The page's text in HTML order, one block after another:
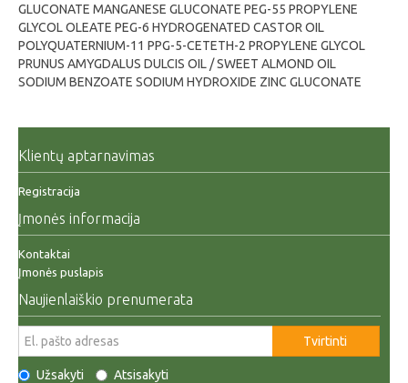
GLUCONATE MANGANESE GLUCONATE PEG-55 PROPYLENE
GLYCOL OLEATE PEG-6 HYDROGENATED CASTOR OIL
POLYQUATERNIUM-11 PPG-5-CETETH-2 PROPYLENE GLYCOL
PRUNUS AMYGDALUS DULCIS OIL / SWEET ALMOND OIL
SODIUM BENZOATE SODIUM HYDROXIDE ZINC GLUCONATE
Klientų aptarnavimas
Registracija
Įmonės informacija
Kontaktai
Įmonės puslapis
Naujienlaiškio prenumerata
Tvirtinti
Užsakyti Atsisakyti